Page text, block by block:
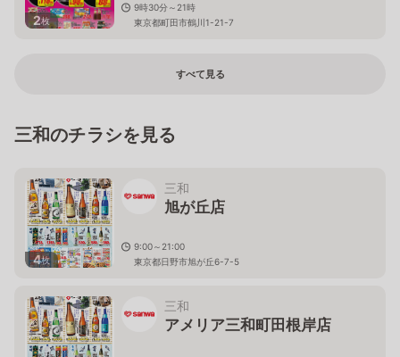
2枚
9時30分～21時
東京都町田市鶴川1-21-7
すべて見る
三和のチラシを見る
4枚
三和
旭が丘店
9:00～21:00
東京都日野市旭が丘6-7-5
三和
アメリア三和町田根岸店